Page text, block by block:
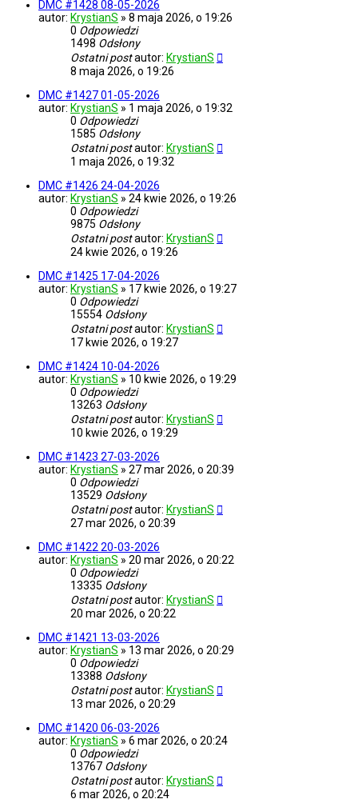
DMC #1428 08-05-2026
autor: KrystianS » 8 maja 2026, o 19:26
0 Odpowiedzi
1498 Odsłony
Ostatni postautor: KrystianS
8 maja 2026, o 19:26
DMC #1427 01-05-2026
autor: KrystianS » 1 maja 2026, o 19:32
0 Odpowiedzi
1585 Odsłony
Ostatni postautor: KrystianS
1 maja 2026, o 19:32
DMC #1426 24-04-2026
autor: KrystianS » 24 kwie 2026, o 19:26
0 Odpowiedzi
9875 Odsłony
Ostatni postautor: KrystianS
24 kwie 2026, o 19:26
DMC #1425 17-04-2026
autor: KrystianS » 17 kwie 2026, o 19:27
0 Odpowiedzi
15554 Odsłony
Ostatni postautor: KrystianS
17 kwie 2026, o 19:27
DMC #1424 10-04-2026
autor: KrystianS » 10 kwie 2026, o 19:29
0 Odpowiedzi
13263 Odsłony
Ostatni postautor: KrystianS
10 kwie 2026, o 19:29
DMC #1423 27-03-2026
autor: KrystianS » 27 mar 2026, o 20:39
0 Odpowiedzi
13529 Odsłony
Ostatni postautor: KrystianS
27 mar 2026, o 20:39
DMC #1422 20-03-2026
autor: KrystianS » 20 mar 2026, o 20:22
0 Odpowiedzi
13335 Odsłony
Ostatni postautor: KrystianS
20 mar 2026, o 20:22
DMC #1421 13-03-2026
autor: KrystianS » 13 mar 2026, o 20:29
0 Odpowiedzi
13388 Odsłony
Ostatni postautor: KrystianS
13 mar 2026, o 20:29
DMC #1420 06-03-2026
autor: KrystianS » 6 mar 2026, o 20:24
0 Odpowiedzi
13767 Odsłony
Ostatni postautor: KrystianS
6 mar 2026, o 20:24